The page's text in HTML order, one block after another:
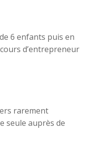
6 enfants puis en
d’entrepreneur
rarement
seule auprès de